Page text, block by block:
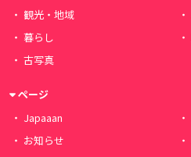
観光・地域
暮らし
古写真
ページ
Japaaan
お知らせ